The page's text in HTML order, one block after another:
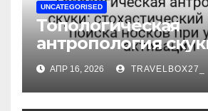
UNCATEGORISED
Топологическая
антропология
стохастический
поиска носков при
активации
АПР 16, 2026 TRAVELBOX27_